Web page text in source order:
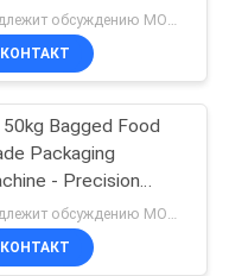
131
Granular and
Materials
Подлежит обсуждению MOQ:1 комплект
КОНТАКТ
50kg Bagged Food
Packaging
- Precision
And
Equipment
Powder Materials
КОНТАКТ